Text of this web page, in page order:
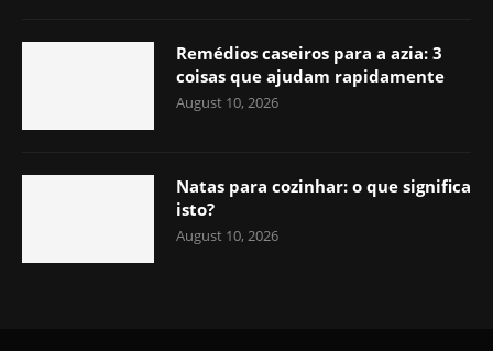
Remédios caseiros para a azia: 3
coisas que ajudam rapidamente
August 10, 2026
Natas para cozinhar: o que significa
isto?
August 10, 2026